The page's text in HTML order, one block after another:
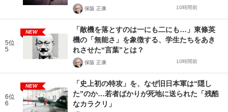
保阪 正康 10時間前
5位
5
NEW
「敵機を落とすのは一にも二にも…」東條英
機の「無能さ」を象徴する、学生たちをあき
れさせた“言葉”とは？
保阪 正康 10時間前
6位
6
NEW
「史上初の特攻」を、なぜ旧日本軍は“隠し
た”のか…若者ばかりが死地に送られた「残酷
なカラクリ」